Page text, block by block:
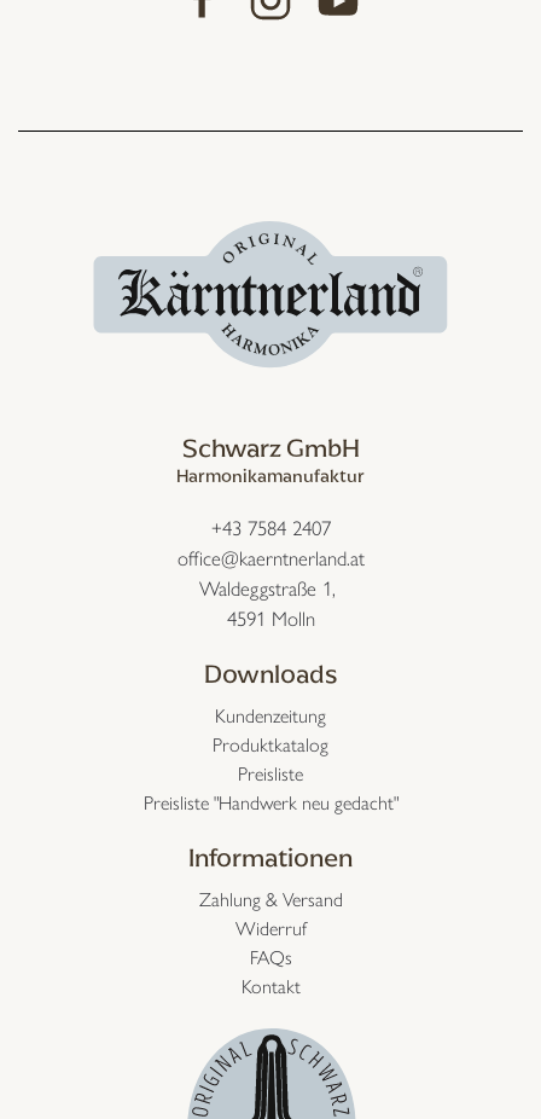
Schwarz GmbH
Harmonikamanufaktur
+43 7584 2407
office@kaerntnerland.at
Waldeggstraße 1,
4591 Molln
Downloads
Kundenzeitung
Produktkatalog
Preisliste
Preisliste "Handwerk neu gedacht"
Informationen
Zahlung & Versand
Widerruf
FAQs
Kontakt